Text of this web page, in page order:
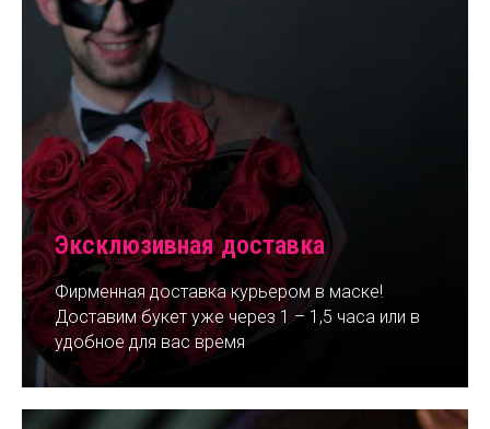
Эксклюзивная доставка
Фирменная доставка курьером в маске!
Доставим букет уже через 1 – 1,5 часа или в
удобное для вас время